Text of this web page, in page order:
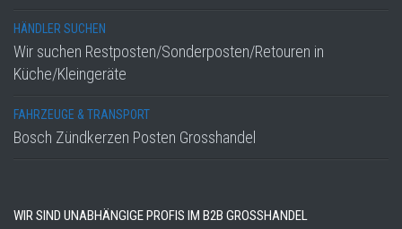
HÄNDLER SUCHEN
Wir suchen Restposten/Sonderposten/Retouren in
Küche/Kleingeräte
FAHRZEUGE & TRANSPORT
Bosch Zündkerzen Posten Grosshandel
WIR SIND UNABHÄNGIGE PROFIS IM B2B GROSSHANDEL